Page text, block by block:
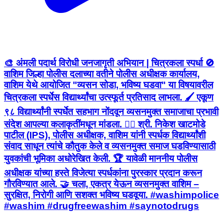
🎨 अंमली पदार्थ विरोधी जनजागृती अभियान | चित्रकला स्पर्धा 🚫
वाशिम जिल्हा पोलीस दलाच्या वतीने पोलीस अधीक्षक कार्यालय,
वाशिम येथे आयोजित "व्यसन सोडा, भविष्य घडवा" या विषयावरील
चित्रकला स्पर्धेस विद्यार्थ्यांचा उत्स्फूर्त प्रतिसाद लाभला. 🖌️ एकूण
९८ विद्यार्थ्यांनी स्पर्धेत सहभाग नोंदवून व्यसनमुक्त समाजाचा प्रभावी
संदेश आपल्या कलाकृतींमधून मांडला. 👮‍♂️ श्री. निकेश खाटमोडे
पाटील (IPS), पोलीस अधीक्षक, वाशिम यांनी स्पर्धक विद्यार्थ्यांशी
संवाद साधून त्यांचे कौतुक केले व व्यसनमुक्त समाज घडविण्यासाठी
युवकांची भूमिका अधोरेखित केली. 🏆 यावेळी माननीय पोलीस
अधीक्षक यांच्या हस्ते विजेत्या स्पर्धकांना पुरस्कार प्रदान करून
गौरविण्यात आले. 🤝 चला, एकत्र येऊन व्यसनमुक्त वाशिम –
सुरक्षित, निरोगी आणि सशक्त भविष्य घडवूया. #washimpolice
#washim #drugfreewashim #saynotodrugs